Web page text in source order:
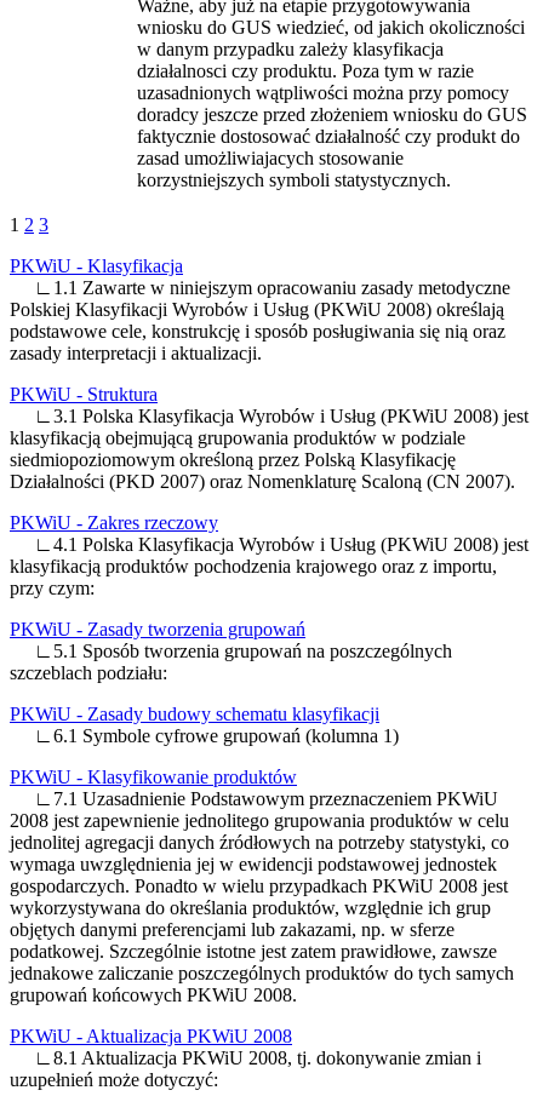
Ważne, aby już na etapie przygotowywania
wniosku do GUS wiedzieć, od jakich okoliczności
w danym przypadku zależy klasyfikacja
działalnosci czy produktu. Poza tym w razie
uzasadnionych wątpliwości można przy pomocy
doradcy jeszcze przed złożeniem wniosku do GUS
faktycznie dostosować działalność czy produkt do
zasad umożliwiajacych stosowanie
korzystniejszych symboli statystycznych.
1 2 3
PKWiU - Klasyfikacja
∟1.1 Zawarte w niniejszym opracowaniu zasady metodyczne
Polskiej Klasyfikacji Wyrobów i Usług (PKWiU 2008) określają
podstawowe cele, konstrukcję i sposób posługiwania się nią oraz
zasady interpretacji i aktualizacji.
PKWiU - Struktura
∟3.1 Polska Klasyfikacja Wyrobów i Usług (PKWiU 2008) jest
klasyfikacją obejmującą grupowania produktów w podziale
siedmiopoziomowym określoną przez Polską Klasyfikację
Działalności (PKD 2007) oraz Nomenklaturę Scaloną (CN 2007).
PKWiU - Zakres rzeczowy
∟4.1 Polska Klasyfikacja Wyrobów i Usług (PKWiU 2008) jest
klasyfikacją produktów pochodzenia krajowego oraz z importu,
przy czym:
PKWiU - Zasady tworzenia grupowań
∟5.1 Sposób tworzenia grupowań na poszczególnych
szczeblach podziału:
PKWiU - Zasady budowy schematu klasyfikacji
∟6.1 Symbole cyfrowe grupowań (kolumna 1)
PKWiU - Klasyfikowanie produktów
∟7.1 Uzasadnienie Podstawowym przeznaczeniem PKWiU
2008 jest zapewnienie jednolitego grupowania produktów w celu
jednolitej agregacji danych źródłowych na potrzeby statystyki, co
wymaga uwzględnienia jej w ewidencji podstawowej jednostek
gospodarczych. Ponadto w wielu przypadkach PKWiU 2008 jest
wykorzystywana do określania produktów, względnie ich grup
objętych danymi preferencjami lub zakazami, np. w sferze
podatkowej. Szczególnie istotne jest zatem prawidłowe, zawsze
jednakowe zaliczanie poszczególnych produktów do tych samych
grupowań końcowych PKWiU 2008.
PKWiU - Aktualizacja PKWiU 2008
∟8.1 Aktualizacja PKWiU 2008, tj. dokonywanie zmian i
uzupełnień może dotyczyć: